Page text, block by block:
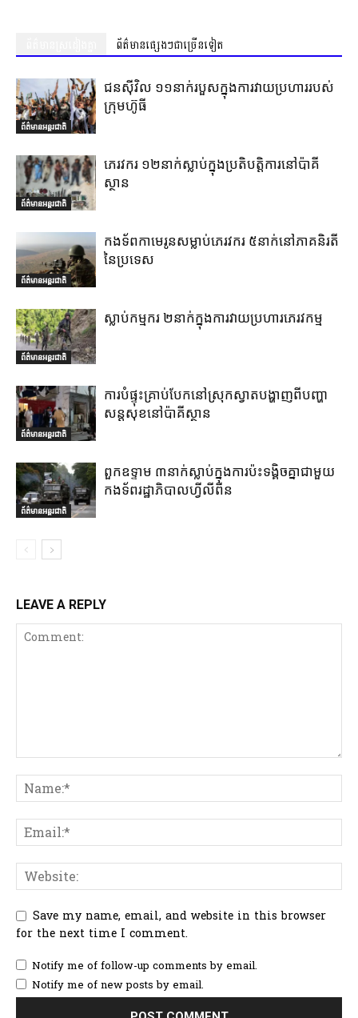
ព័ត៌មានផ្សេងៗជាច្រើនទៀត
ព័ត៌មានអន្តរជាតិ
ជនស៊ីវិល ១១នាក់របួសក្នុងការវាយប្រហាររបស់
ក្រុមហ៊ូធី
ព័ត៌មានអន្តរជាតិ
ភេរវករ ១២នាក់ស្លាប់ក្នុងប្រតិបត្តិការនៅប៉ាគី
ស្ថាន
ព័ត៌មានអន្តរជាតិ
កងទ័ពកាមេរូនសម្លាប់ភេរវករ ៥នាក់នៅភាគនិរតី
នៃប្រទេស
ព័ត៌មានអន្តរជាតិ
ស្លាប់កម្មករ ២នាក់ក្នុងការវាយប្រហារភេរវកម្ម
ព័ត៌មានអន្តរជាតិ
ការបំផ្ទុះគ្រាប់បែកនៅស្រុកស្វាតបង្ហាញពីបញ្ហា
សន្តសុខនៅប៉ាគីស្ថាន
ព័ត៌មានអន្តរជាតិ
ពួកឧទ្ទាម ៣នាក់ស្លាប់ក្នុងការប៉ះទង្គិចគ្នាជាមួយ
កងទ័ពរដ្ឋាភិបាលហ្វីលីពីន
LEAVE A REPLY
Save my name, email, and website in this browser
for the next time I comment.
Notify me of follow-up comments by email.
Notify me of new posts by email.